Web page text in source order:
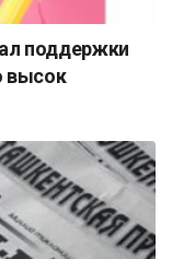
поддержки
высок